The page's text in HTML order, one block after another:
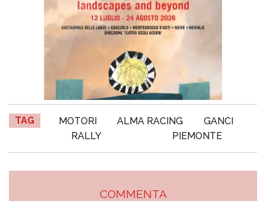
TAG MOTORI ALMA RACING
GANCI
RALLY
PIEMONTE
COMMENTA